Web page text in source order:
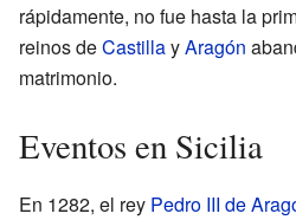
rápidamente, no fue hasta la
reinos deCastillayAragón
matrimonio.
Eventos en Sicilia
En 1282, el rey Pedro III de